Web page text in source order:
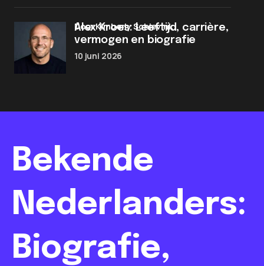
Alex Kroes: Leeftijd, carrière,
vermogen en biografie
door Kimberly Schievink
10 juni 2026
Bekende
Nederlanders:
Biografie,